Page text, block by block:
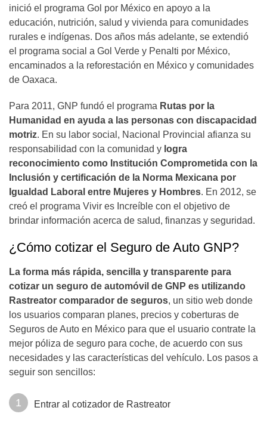
inició el programa Gol por México en apoyo a la
educación, nutrición, salud y vivienda para comunidades
rurales e indígenas. Dos años más adelante, se extendió
el programa social a Gol Verde y Penalti por México,
encaminados a la reforestación en México y comunidades
de Oaxaca.
Para 2011, GNP fundó el programa Rutas por la
Humanidad en ayuda a las personas con discapacidad
motriz. En su labor social, Nacional Provincial afianza su
responsabilidad con la comunidad y logra
reconocimiento como Institución Comprometida con la
Inclusión y certificación de la Norma Mexicana por
Igualdad Laboral entre Mujeres y Hombres. En 2012, se
creó el programa Vivir es Increíble con el objetivo de
brindar información acerca de salud, finanzas y seguridad.
¿Cómo cotizar el Seguro de Auto GNP?
La forma más rápida, sencilla y transparente para
cotizar un seguro de automóvil de GNP es utilizando
Rastreator comparador de seguros, un sitio web donde
los usuarios comparan planes, precios y coberturas de
Seguros de Auto en México para que el usuario contrate la
mejor póliza de seguro para coche, de acuerdo con sus
necesidades y las características del vehículo. Los pasos a
seguir son sencillos:
Entrar al cotizador de Rastreator